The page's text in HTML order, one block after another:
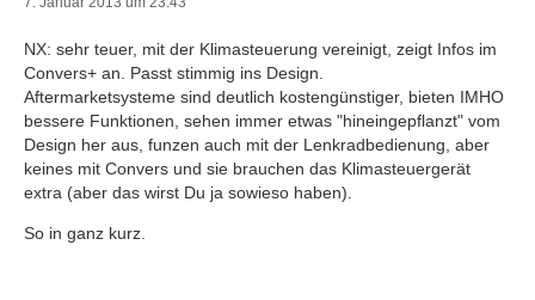
NX: sehr teuer, mit der Klimasteuerung vereinigt, zeigt Infos im
Convers+ an. Passt stimmig ins Design.
Aftermarketsysteme sind deutlich kostengünstiger, bieten IMHO
bessere Funktionen, sehen immer etwas "hineingepflanzt" vom
Design her aus, funzen auch mit der Lenkradbedienung, aber
keines mit Convers und sie brauchen das Klimasteuergerät
extra (aber das wirst Du ja sowieso haben).
So in ganz kurz.